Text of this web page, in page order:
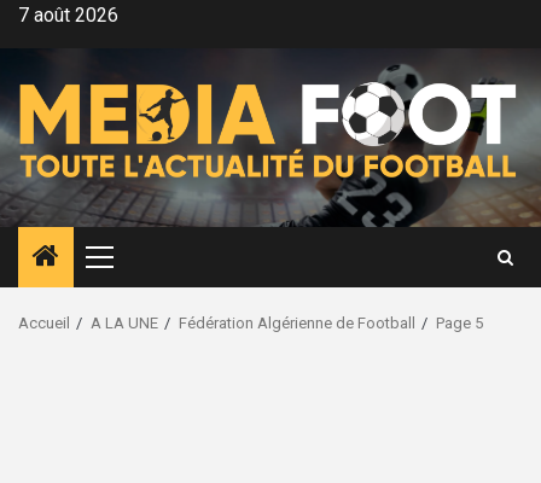
Aller7 août 2026
Menu
principal
Accueil A LA UNE Fédération Algérienne de Football Page 5